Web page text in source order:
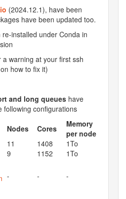
(2024.12.1), have been
have been updated too.
installed under Conda in
warning at your first ssh
how to fix it)
and long queues have
following configurations
Nodes Cores
Memory
per node
11 1408
1To
9 1152 1To
- - -